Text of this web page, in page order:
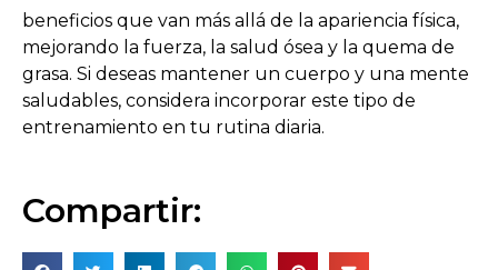
beneficios que van más allá de la apariencia física,
mejorando la fuerza, la salud ósea y la quema de
grasa. Si deseas mantener un cuerpo y una mente
saludables, considera incorporar este tipo de
entrenamiento en tu rutina diaria.
Compartir: